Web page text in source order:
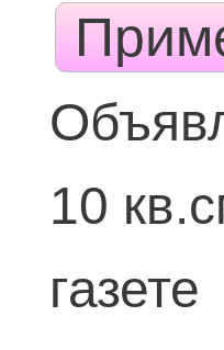
10
газете